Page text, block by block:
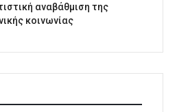
αναβάθμιση της
κοινωνίας